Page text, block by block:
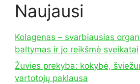
Naujausi
Kolagenas – svarbiausias
baltymas ir jo reikšmė sveikatai
Žuvies prekyba: kokybė,
vartotojų paklausa